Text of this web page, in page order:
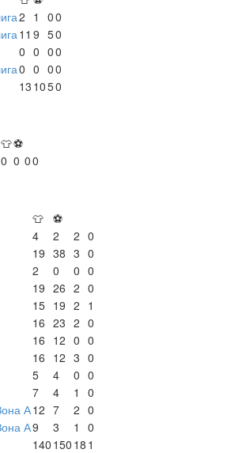
2 1 00
11 9 50
0 0 00
0 0 00
13 1050
👕⚽
0 0 00
👕 ⚽
4 2 2 0
19 38 3 0
2 0 0 0
19 26 2 0
15 19 2 1
16 23 2 0
16 12 0 0
16 12 3 0
5 4 0 0
7 4 1
0
А12 7 2 0
А9 3 1
0
140 150 18 1